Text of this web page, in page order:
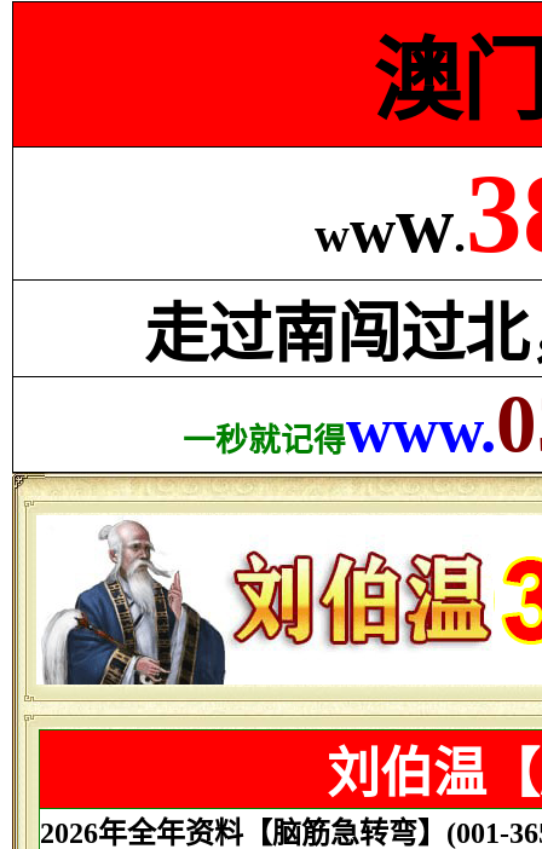
澳
www.
走过南闯过
一秒就记得www.
刘伯温
2026年全年资料【脑筋急转弯】(001-